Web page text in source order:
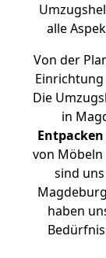
alle
Von der
Die
in
Entpacken
von Möbeln
sind
haben